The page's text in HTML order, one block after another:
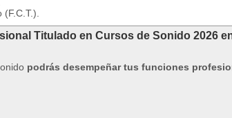
Titulado en Cursos de Sonido 2026
podrás desempeñar tus funciones